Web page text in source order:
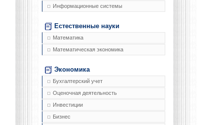
Информационные системы
Естественные науки
Математика
Математическая экономика
Экономика
Бухгалтерский учет
Оценочная деятельность
Инвестиции
Бизнес